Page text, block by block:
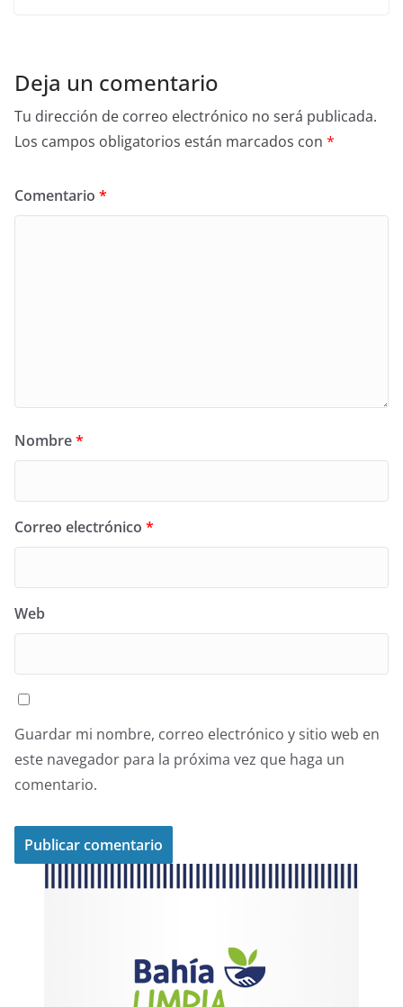
Deja un comentario
Tu dirección de correo electrónico no será publicada.
Los campos obligatorios están marcados con *
Comentario *
Nombre*
Correo electrónico *
Web
Guardar mi nombre, correo electrónico y sitio web en
este navegador para la próxima vez que haga un
comentario.